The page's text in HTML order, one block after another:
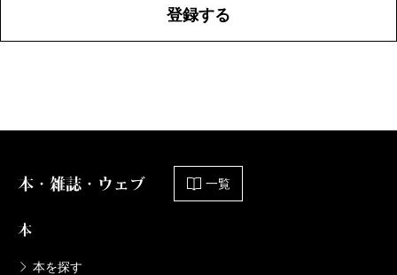
登録する
本・雑誌・ウェブ 一覧
本
本を探す